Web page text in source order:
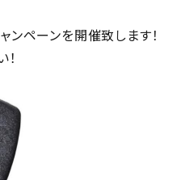
ンペーンを開催致します！